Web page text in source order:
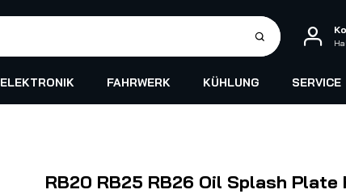
ELEKTRONIK FAHRWERK KÜHLUNG SERVICE
RB20 RB25 RB26 Oil Splash Plate